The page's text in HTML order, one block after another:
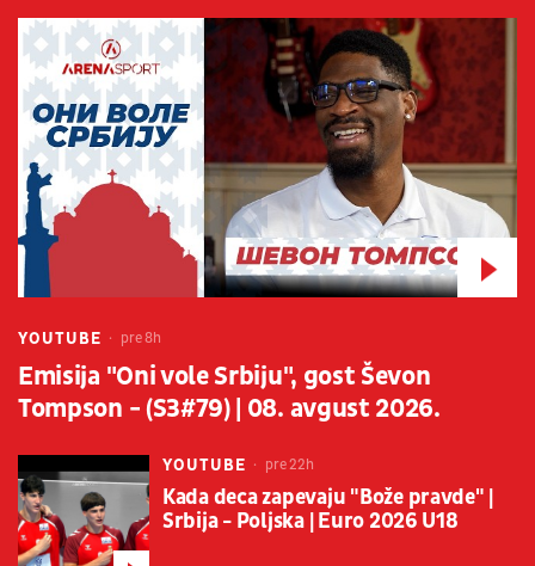
YOUTUBE pre 8h
Emisija "Oni vole Srbiju", gost Ševon
Tompson - (S3#79) | 08. avgust 2026.
YOUTUBE pre 22h
Kada deca zapevaju "Bože pravde" |
Srbija - Poljska | Euro 2026 U18